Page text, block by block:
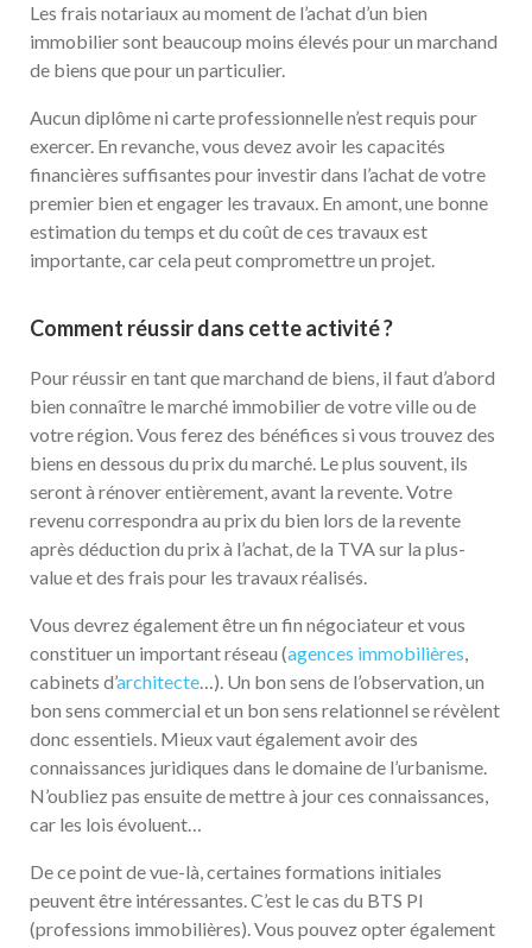
Les frais notariaux au moment de l’achat d’un bien
immobilier sont beaucoup moins élevés pour un marchand
de biens que pour un particulier.
Aucun diplôme ni carte professionnelle n’est requis pour
exercer. En revanche, vous devez avoir les capacités
financières suffisantes pour investir dans l’achat de votre
premier bien et engager les travaux. En amont, une bonne
estimation du temps et du coût de ces travaux est
importante, car cela peut compromettre un projet.
Comment réussir dans cette activité ?
Pour réussir en tant que marchand de biens, il faut d’abord
bien connaître le marché immobilier de votre ville ou de
votre région. Vous ferez des bénéfices si vous trouvez des
biens en dessous du prix du marché. Le plus souvent, ils
seront à rénover entièrement, avant la revente. Votre
revenu correspondra au prix du bien lors de la revente
après déduction du prix à l’achat, de la TVA sur la plus-
value et des frais pour les travaux réalisés.
Vous devrez également être un fin négociateur et vous
constituer un important réseau (agences immobilières,
cabinets d’architecte…). Un bon sens de l’observation, un
bon sens commercial et un bon sens relationnel se révèlent
donc essentiels. Mieux vaut également avoir des
connaissances juridiques dans le domaine de l’urbanisme.
N’oubliez pas ensuite de mettre à jour ces connaissances,
car les lois évoluent…
De ce point de vue-là, certaines formations initiales
peuvent être intéressantes. C’est le cas du BTS PI
(professions immobilières). Vous pouvez opter également